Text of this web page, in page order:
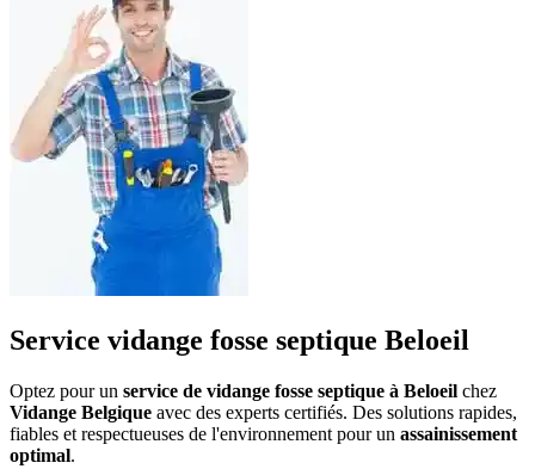
Service vidange fosse septique Beloeil
Optez pour un service de vidange fosse septique à Beloeil chez
Vidange Belgique avec des experts certifiés. Des solutions rapides,
fiables et respectueuses de l'environnement pour un assainissement
optimal.